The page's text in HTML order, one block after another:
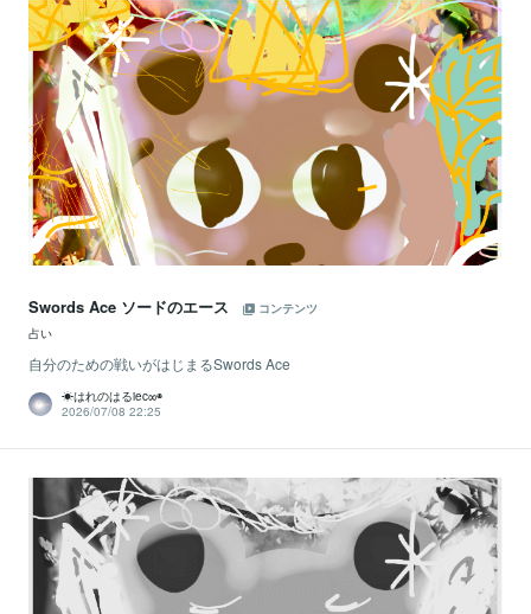
Swords Ace ソードのエース
コンテンツ
占い
自分のための戦いがはじまるSwords Ace
☀はれのはるiec∞◉
2026/07/08 22:25